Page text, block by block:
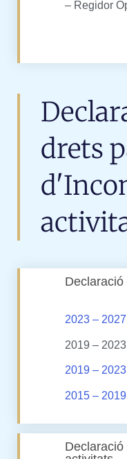
– Regidor
drets
2023 –
2019 –
2019 –
2015 –